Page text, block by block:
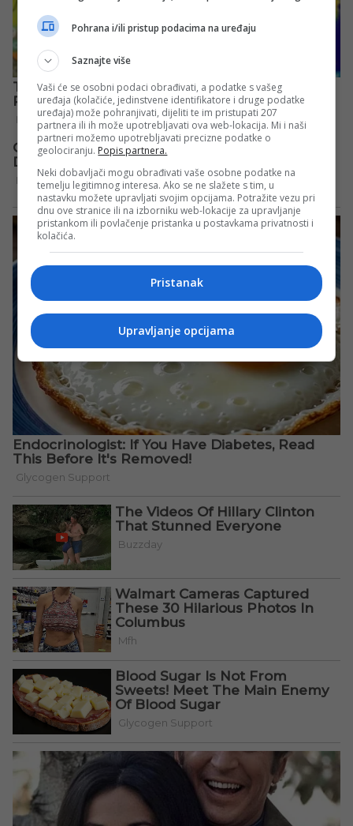
Pohrana i/ili pristup podacima na uređaju
Saznajte više
Vaši će se osobni podaci obrađivati, a podatke s vašeg
uređaja (kolačiće, jedinstvene identifikatore i druge podatke
uređaja) može pohranjivati, dijeliti te im pristupati 207
partnera ili ih može upotrebljavati ova web-lokacija. Mi i naši
partneri možemo upotrebljavati precizne podatke o
geolociranju. Popis partnera.
Neki dobavljači mogu obrađivati vaše osobne podatke na
temelju legitimnog interesa. Ako se ne slažete s tim, u
nastavku možete upravljati svojim opcijama. Potražite vezu pri
dnu ove stranice ili na izborniku web-lokacije za upravljanje
pristankom ili povlačenje pristanka u postavkama privatnosti i
kolačića.
Pristanak
Upravljanje opcijama